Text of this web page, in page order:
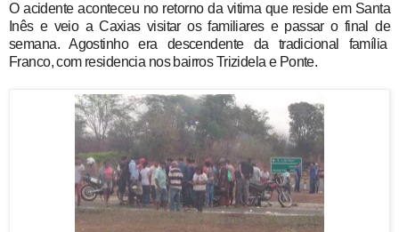
O acidente aconteceu no retorno da vitima que reside em Santa
Inês e veio a Caxias visitar os familiares e passar o final de
semana. Agostinho era descendente da tradicional família
Franco, com residencia nos bairros Trizidela e Ponte.